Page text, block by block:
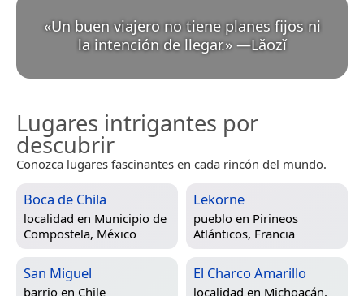
«Un buen viajero no tiene planes fijos ni
la intención de llegar.» —Lǎozǐ
Lugares intrigantes por
descubrir
Conozca lugares fascinantes en cada rincón del mundo.
Boca de Chila
localidad en Municipio de
Compostela, México
Lekorne
pueblo en Pirineos
Atlánticos, Francia
San Miguel
barrio en Chile
El Charco Amarillo
localidad en Michoacán,